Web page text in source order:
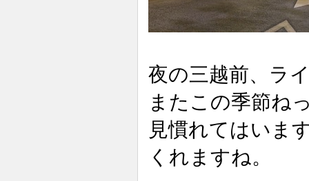
夜の三越前、ラ
またこの季節ね
見慣れてはいま
くれますね。